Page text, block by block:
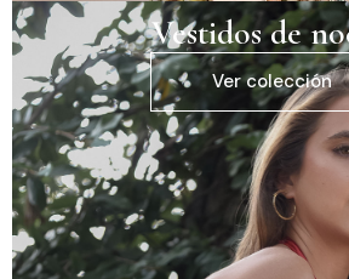
Vestidos de
Ver colección